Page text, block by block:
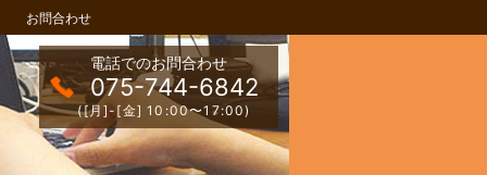
お問合わせ
電話でのお問合わせ
075-744-6842
([月]-[金] 10:00〜17:00)